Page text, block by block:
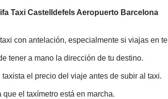
Taxi Castelldefels Aeropuerto Barcelona
con antelación, especialmente si viajas en
tener a mano la dirección de tu destino.
taxista el precio del viaje antes de subir al taxi.
que el taxímetro está en marcha.